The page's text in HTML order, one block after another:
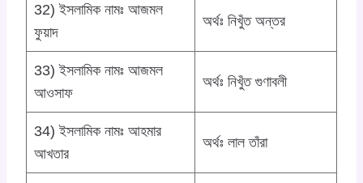
32) ইসলামিক নামঃ আজমল
ফুয়াদ
অর্থঃ নিখুঁত অন্তর
33) ইসলামিক নামঃ আজমল
আওসাফ
অর্থঃ নিখুঁত গুণাবলী
34) ইসলামিক নামঃ আহমার
আখতার
অর্থঃ লাল তাঁরা